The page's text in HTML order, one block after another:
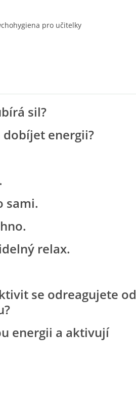
pro učitelky
sil?
energii?
sami.
relax.
se odreagujete od
energii a aktivují